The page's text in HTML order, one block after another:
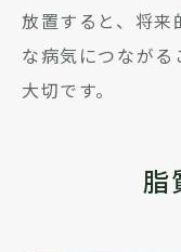
放置すると、将
な病気につながる
大切です。
脂